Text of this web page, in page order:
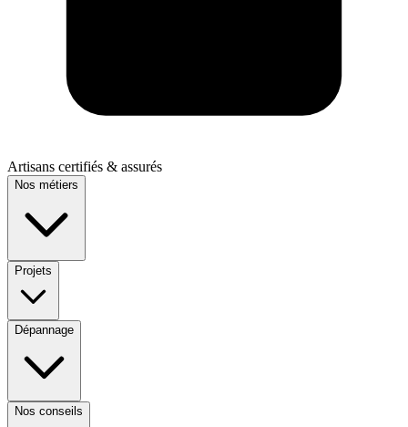
Artisans certifiés & assurés
Nos métiers
Projets
Dépannage
Nos conseils